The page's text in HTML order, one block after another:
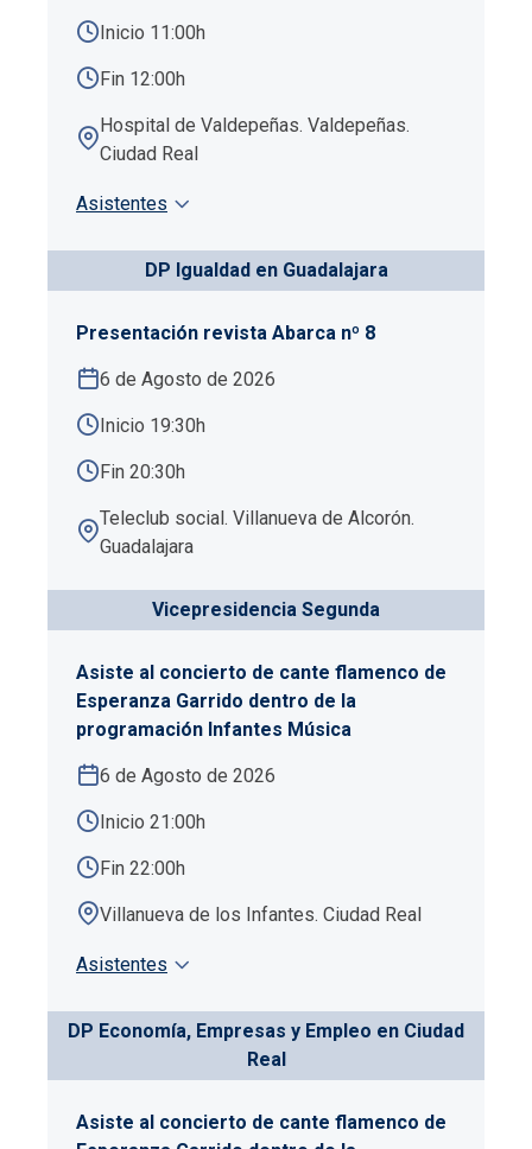
Inicio 11:00h
Fin 12:00h
Hospital de Valdepeñas. Valdepeñas.
Ciudad Real
Asistentes
DP Igualdad en Guadalajara
Presentación revista Abarca nº 8
6 de Agosto de 2026
Inicio 19:30h
Fin 20:30h
Teleclub social. Villanueva de Alcorón.
Guadalajara
Vicepresidencia Segunda
Asiste al concierto de cante flamenco de
Esperanza Garrido dentro de la
programación Infantes Música
6 de Agosto de 2026
Inicio 21:00h
Fin 22:00h
Villanueva de los Infantes. Ciudad Real
Asistentes
DP Economía, Empresas y Empleo en Ciudad
Real
Asiste al concierto de cante flamenco de